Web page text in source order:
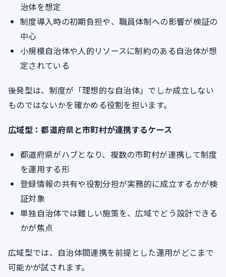
治体を想定
制度導入時の初期負担や、職員体制への影響が検証の
中心
小規模自治体や人的リソースに制約のある自治体が想
定されている
後発型は、制度が「理想的な自治体」でしか成立しない
ものではないかを確かめる役割を担います。
広域型：都道府県と市町村が連携するケース
都道府県がハブとなり、複数の市町村が連携して制度
を運用する形
登録情報の共有や役割分担が実務的に成立するかが検
証対象
単独自治体では難しい施策を、広域でどう設計できる
かが焦点
広域型では、自治体間連携を前提とした運用がどこまで
可能かが試されます。